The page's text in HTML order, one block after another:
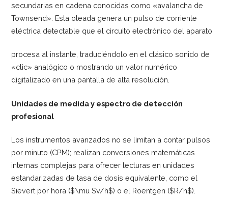
secundarias en cadena conocidas como «avalancha de
Townsend». Esta oleada genera un pulso de corriente
eléctrica detectable que el circuito electrónico del aparato
procesa al instante, traduciéndolo en el clásico sonido de
«clic» analógico o mostrando un valor numérico
digitalizado en una pantalla de alta resolución.
Unidades de medida y espectro de detección
profesional
Los instrumentos avanzados no se limitan a contar pulsos
por minuto (CPM); realizan conversiones matemáticas
internas complejas para ofrecer lecturas en unidades
estandarizadas de tasa de dosis equivalente, como el
Sievert por hora ($\mu Sv/h$) o el Roentgen ($R/h$).